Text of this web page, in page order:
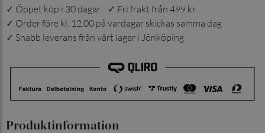
✓ Öppet köp i 30 dagar ✓ Fri frakt från 499 kr
✓ Order före kl. 12.00 på vardagar skickas samma dag
✓ Snabb leverans från vårt lager i Jönköping
Produktinformation